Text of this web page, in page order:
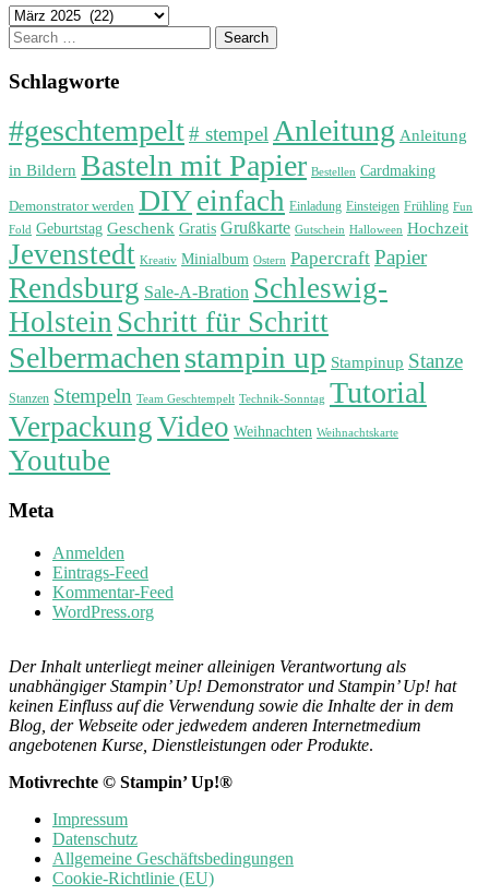
Archiv
Search
for:
Schlagworte
#geschtempelt# stempelAnleitung Anleitung
in Bildern Basteln mit Papier Bestellen Cardmaking
Demonstrator werden DIYeinfach Einladung Einsteigen Frühling Fun
Fold Geburtstag Geschenk Gratis Grußkarte Gutschein Halloween Hochzeit
Jevenstedt Kreativ Minialbum Ostern Papercraft Papier
Rendsburg Sale-A-Bration Schleswig-
Holstein Schritt für Schritt
Selbermachenstampin up Stampinup Stanze
Stanzen Stempeln Team Geschtempelt Technik-Sonntag Tutorial
VerpackungVideo Weihnachten Weihnachtskarte
Youtube
Meta
Anmelden
Eintrags-Feed
Kommentar-Feed
WordPress.org
Der Inhalt unterliegt meiner alleinigen Verantwortung als
unabhängiger Stampin’ Up! Demonstrator und Stampin’ Up! hat
keinen Einfluss auf die Verwendung sowie die Inhalte der in dem
Blog, der Webseite oder jedwedem anderen Internetmedium
angebotenen Kurse, Dienstleistungen oder Produkte.
Motivrechte © Stampin’ Up!®
Impressum
Datenschutz
Allgemeine Geschäftsbedingungen
Cookie-Richtlinie (EU)